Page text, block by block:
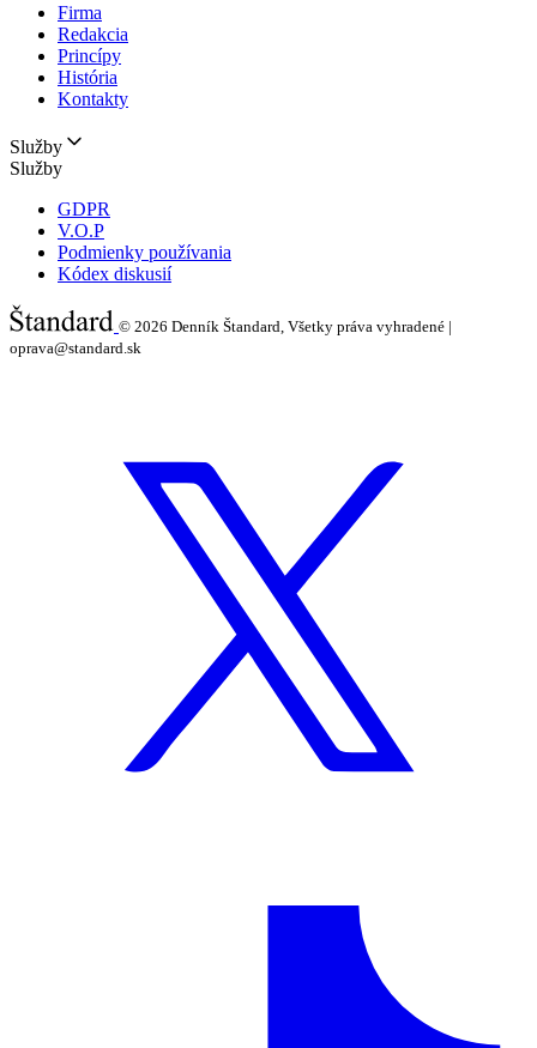
Firma
Redakcia
Princípy
História
Kontakty
Služby
Služby
GDPR
V.O.P
Podmienky používania
Kódex diskusií
© 2026 Denník Štandard, Všetky práva vyhradené |
oprava@standard.sk